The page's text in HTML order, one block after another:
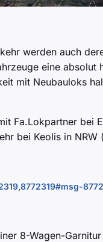
werden auch
eine
mit Neubauloks
Fa.Lokpartner bei
bei Keolis in NRW
8-Wagen-Garnitur